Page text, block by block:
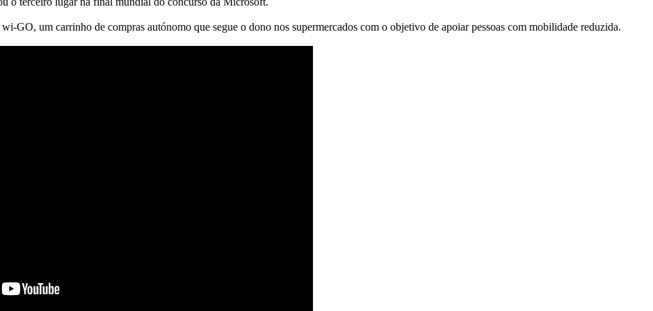
GO, um carrinho de compras autónomo que segue o dono nos supermercados com o objetivo de apoiar pessoas com mobilidade reduzida.